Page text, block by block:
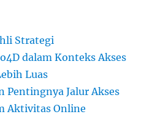
Strategi
dalam Konteks Akses
Luas
Pentingnya Jalur Akses
Aktivitas Online